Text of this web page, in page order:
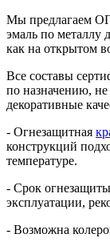
Мы предлагаем
эмаль по металлу
как на открытом
Все составы
по назначению,
декоративные
- Огнезащитная
конструкций
температуре.
- Срок
эксплуатации,
- Возможна